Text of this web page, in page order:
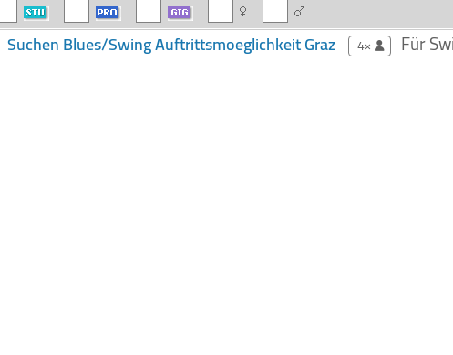
Suchen Blues/Swing Auftrittsmoeglichkeit Graz 4× Für